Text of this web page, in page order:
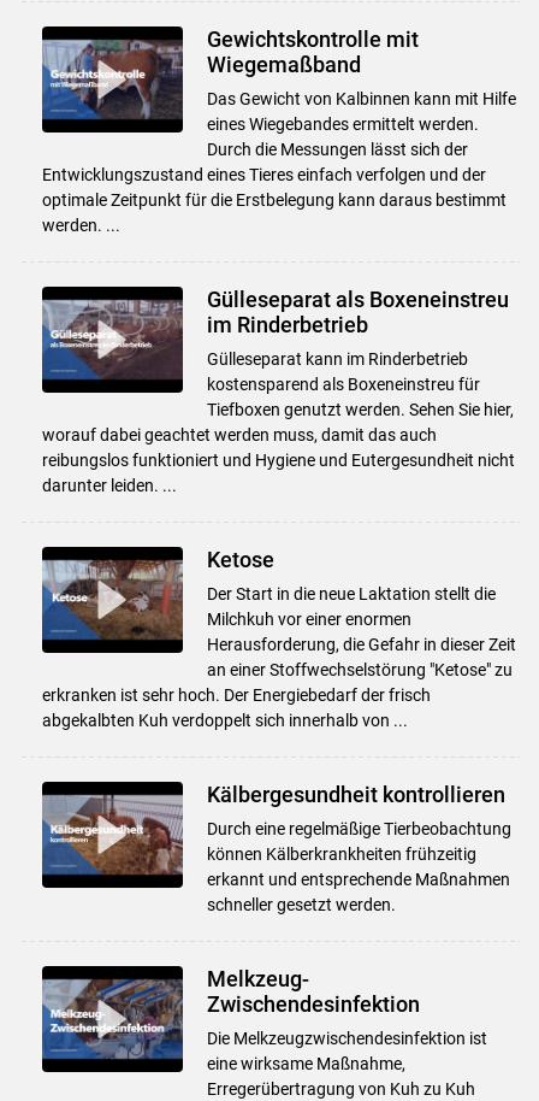
Gewichtskontrolle mit
Wiegemaßband
Das Gewicht von Kalbinnen kann mit Hilfe
eines Wiegebandes ermittelt werden.
Durch die Messungen lässt sich der
Entwicklungszustand eines Tieres einfach verfolgen und der
optimale Zeitpunkt für die Erstbelegung kann daraus bestimmt
werden. ...
Gülleseparat als Boxeneinstreu
im Rinderbetrieb
Gülleseparat kann im Rinderbetrieb
kostensparend als Boxeneinstreu für
Tiefboxen genutzt werden. Sehen Sie hier,
worauf dabei geachtet werden muss, damit das auch
reibungslos funktioniert und Hygiene und Eutergesundheit nicht
darunter leiden. ...
Ketose
Der Start in die neue Laktation stellt die
Milchkuh vor einer enormen
Herausforderung, die Gefahr in dieser Zeit
an einer Stoffwechselstörung "Ketose" zu
erkranken ist sehr hoch. Der Energiebedarf der frisch
abgekalbten Kuh verdoppelt sich innerhalb von ...
Kälbergesundheit kontrollieren
Durch eine regelmäßige Tierbeobachtung
können Kälberkrankheiten frühzeitig
erkannt und entsprechende Maßnahmen
schneller gesetzt werden.
Melkzeug-
Zwischendesinfektion
Die Melkzeugzwischendesinfektion ist
eine wirksame Maßnahme,
Erregerübertragung von Kuh zu Kuh